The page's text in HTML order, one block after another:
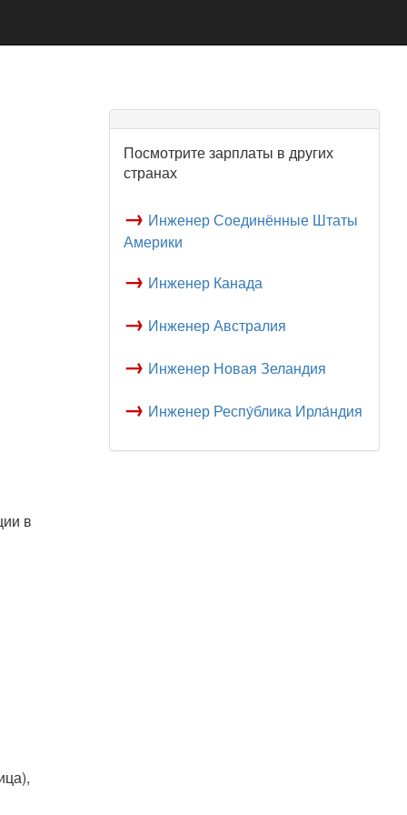
в
Посмотрите зарплаты в других
странах
→ Инженер Соединённые Штаты
Америки
→ Инженер Канада
→ Инженер Австралия
→ Инженер Новая Зеландия
→ Инженер Респу́блика Ирла́ндия